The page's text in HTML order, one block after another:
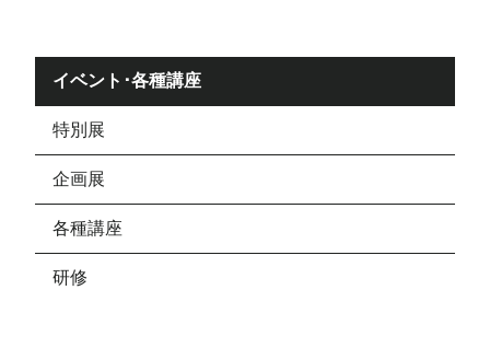
イベント･各種講座
特別展
企画展
各種講座
研修